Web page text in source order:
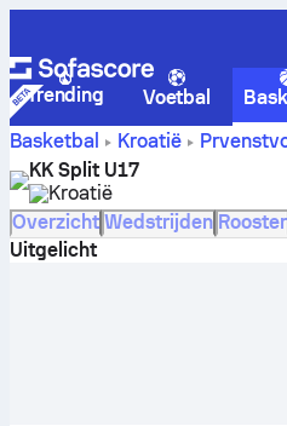
Trending Voetbal
Basketbal
Kroatië
Split U17 scores, standen,
KK Split U17
Kroatië
Overzicht Wedstrijden Rooster
Uitgelicht